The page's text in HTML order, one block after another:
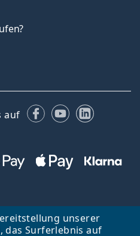
unserer
das Surferlebnis auf
auf Facebook
YouTubeLinkedIn